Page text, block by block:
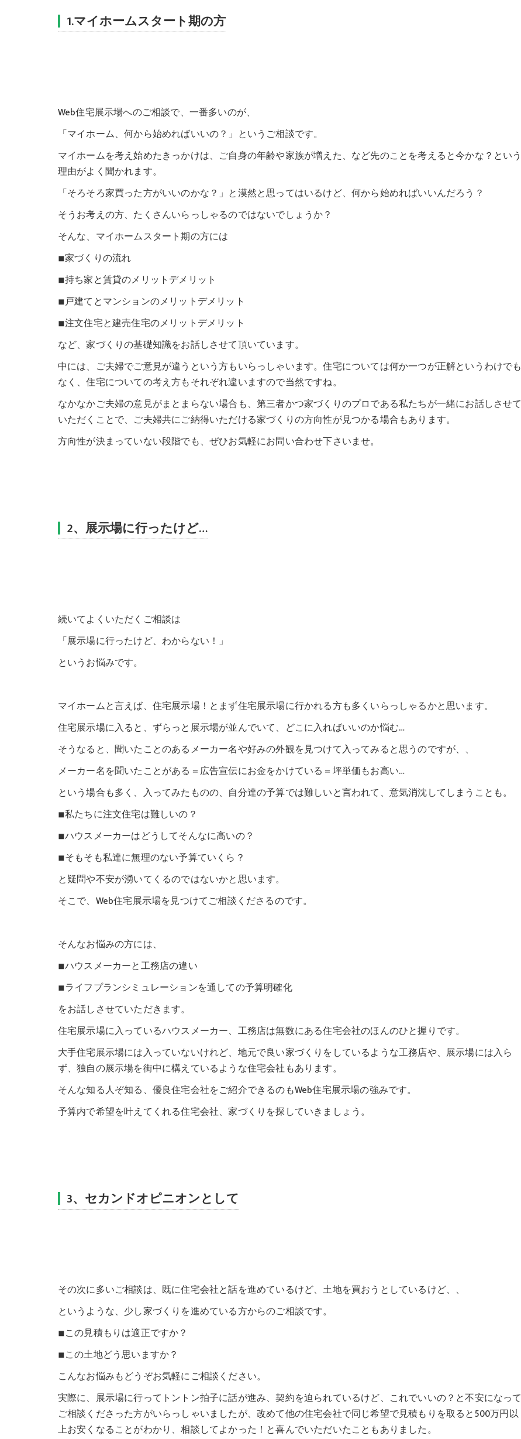
1.マイホームスタート期の方
Web住宅展示場へのご相談で、一番多いのが、
「マイホーム、何から始めればいいの？」というご相談です。
マイホームを考え始めたきっかけは、ご自身の年齢や家族が増えた、など先のことを考えると今かな？という
理由がよく聞かれます。
「そろそろ家買った方がいいのかな？」と漠然と思ってはいるけど、何から始めればいいんだろう？
そうお考えの方、たくさんいらっしゃるのではないでしょうか？
そんな、マイホームスタート期の方には
◾︎家づくりの流れ
◾︎持ち家と賃貸のメリットデメリット
◾︎戸建てとマンションのメリットデメリット
◾︎注文住宅と建売住宅のメリットデメリット
など、家づくりの基礎知識をお話しさせて頂いています。
中には、ご夫婦でご意見が違うという方もいらっしゃいます。住宅については何か一つが正解というわけでも
なく、住宅についての考え方もそれぞれ違いますので当然ですね。
なかなかご夫婦の意見がまとまらない場合も、第三者かつ家づくりのプロである私たちが一緒にお話しさせて
いただくことで、ご夫婦共にご納得いただける家づくりの方向性が見つかる場合もあります。
方向性が決まっていない段階でも、ぜひお気軽にお問い合わせ下さいませ。
2、展示場に行ったけど…
続いてよくいただくご相談は
「展示場に行ったけど、わからない！」
というお悩みです。
マイホームと言えば、住宅展示場！とまず住宅展示場に行かれる方も多くいらっしゃるかと思います。
住宅展示場に入ると、ずらっと展示場が並んでいて、どこに入ればいいのか悩む…
そうなると、聞いたことのあるメーカー名や好みの外観を見つけて入ってみると思うのですが、、
メーカー名を聞いたことがある＝広告宣伝にお金をかけている＝坪単価もお高い…
という場合も多く、入ってみたものの、自分達の予算では難しいと言われて、意気消沈してしまうことも。
◾︎私たちに注文住宅は難しいの？
◾︎ハウスメーカーはどうしてそんなに高いの？
◾︎そもそも私達に無理のない予算ていくら？
と疑問や不安が湧いてくるのではないかと思います。
そこで、Web住宅展示場を見つけてご相談くださるのです。
そんなお悩みの方には、
◾︎ハウスメーカーと工務店の違い
◾︎ライフプランシミュレーションを通しての予算明確化
をお話しさせていただきます。
住宅展示場に入っているハウスメーカー、工務店は無数にある住宅会社のほんのひと握りです。
大手住宅展示場には入っていないけれど、地元で良い家づくりをしているような工務店や、展示場には入ら
ず、独自の展示場を街中に構えているような住宅会社もあります。
そんな知る人ぞ知る、優良住宅会社をご紹介できるのもWeb住宅展示場の強みです。
予算内で希望を叶えてくれる住宅会社、家づくりを探していきましょう。
3、セカンドオピニオンとして
その次に多いご相談は、既に住宅会社と話を進めているけど、土地を買おうとしているけど、、
というような、少し家づくりを進めている方からのご相談です。
◾︎この見積もりは適正ですか？
◾︎この土地どう思いますか？
こんなお悩みもどうぞお気軽にご相談ください。
実際に、展示場に行ってトントン拍子に話が進み、契約を迫られているけど、これでいいの？と不安になって
ご相談くださった方がいらっしゃいましたが、改めて他の住宅会社で同じ希望で見積もりを取ると500万円以
上お安くなることがわかり、相談してよかった！と喜んでいただいたこともありました。